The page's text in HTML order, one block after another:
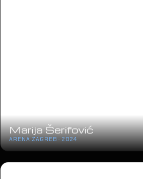
Marija Šerifović
ARENA ZAGREB · 2024